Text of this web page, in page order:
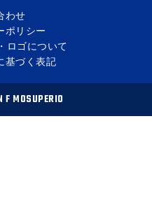
わせ
ポリシー
ロゴについて
基づく表記
MOSUPERIO